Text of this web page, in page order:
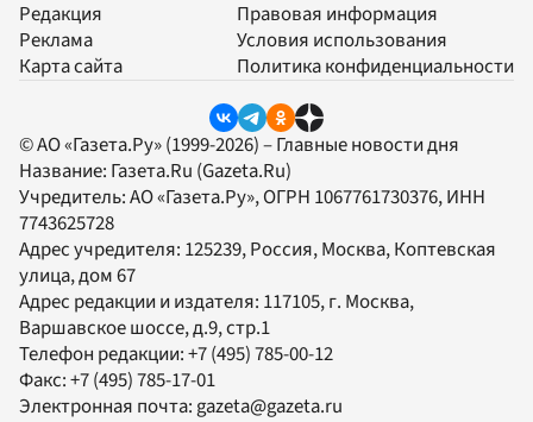
Редакция
Реклама
Карта сайта
Правовая информация
Условия использования
Политика конфиденциальности
© АО «Газета.Ру» (1999-2026) – Главные новости дня
Название: Газета.Ru (Gazeta.Ru)
Учредитель:АО «Газета.Ру», ОГРН 1067761730376, ИНН
7743625728
Адрес учредителя: 125239, Россия, Москва, Коптевская
улица, дом 67
Адрес редакции и издателя: 117105, г. Москва,
Варшавское шоссе, д.9, стр.1
Телефон редакции:+7 (495) 785-00-12
Факс:+7 (495) 785-17-01
Электронная почта: gazeta@gazeta.ru